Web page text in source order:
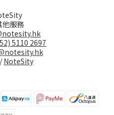
他服務
5110 2697
NoteSity